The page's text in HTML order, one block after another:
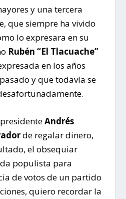
y una tercera
que siempre ha vivido
lo expresara en su
Rubén “El Tlacuache”
en los años
y que todavía se
Andrés
de regalar dinero,
el obsequiar
populista para
de votos de un partido
quiero recordar la